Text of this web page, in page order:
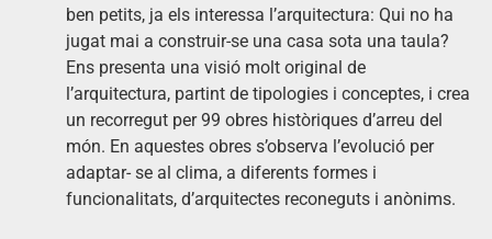
ben petits, ja els interessa l’arquitectura: Qui no ha
jugat mai a construir-se una casa sota una taula?
Ens presenta una visió molt original de
l’arquitectura, partint de tipologies i conceptes, i crea
un recorregut per 99 obres històriques d’arreu del
món. En aquestes obres s’observa l’evolució per
adaptar- se al clima, a diferents formes i
funcionalitats, d’arquitectes reconeguts i anònims.